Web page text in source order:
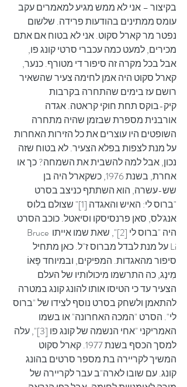
בקיצור – אני לא ממש מגיע למאמרים עקב
עומס ממתינים בהודעות פרידה. שלשום
נפטר מר קארל סקוט. אני לא בטוח אם אתם
מכירים, למעט כמה עכברי סרטי קונג פו,
אבל בכל מקרה זה סיפור די מטורף. כנער,
קארל סקוט היה אמן לחימה צעיר שהשאיר
רושם עז בימים שהתחרה בקרבות
קיק-בוקס תחת חוקי קראטה. אגדה
אורבנית מספרת שבזמן שהיה מתחרה
השופטים היו עוצרים את כל הזירות האחרות
על מנת לצפות בפלא הצעיר. לא בטוח שזה
נכון, אבל למה להשבית את השמחה? כך או
אחרת, בשנת 1976, כשקארל היה בן
שש-עשרה, הוא השתתף כניצב בסרט
"ברוס לי: האיש והאגדה [1]" שצולם בלוס
אנג'לס, סאן פרנסיסקו וסיאטל. כוכב הסרט
היה "ברוס לי [2]", שאת שמו אייתו Bruce
Li על מנת לבדל מברוס ז"ל. כאן מתחיל
סיפור מהאגדות. המפיקים, ובמיוחד פָּאוֹ
מִינְג, כה התרשמו מיכולותיו של העלם
הצעיר עד כי הטיסו אותו להונג קונג במטרה
להתאמן ולשחק בסרט נוסף לצידו של "ברוס
לי". הסרט "המכה האחרונה" או בשמו
האמריקני "אחי הנשמה של קונג פו [3]", עלה
למסך הכסף בשנת 1977. קארל סקוט
המשיך לקריירה בת מספר סרטים בהונג
קונג. עם שובו לארה"ב עבר לקריירה של